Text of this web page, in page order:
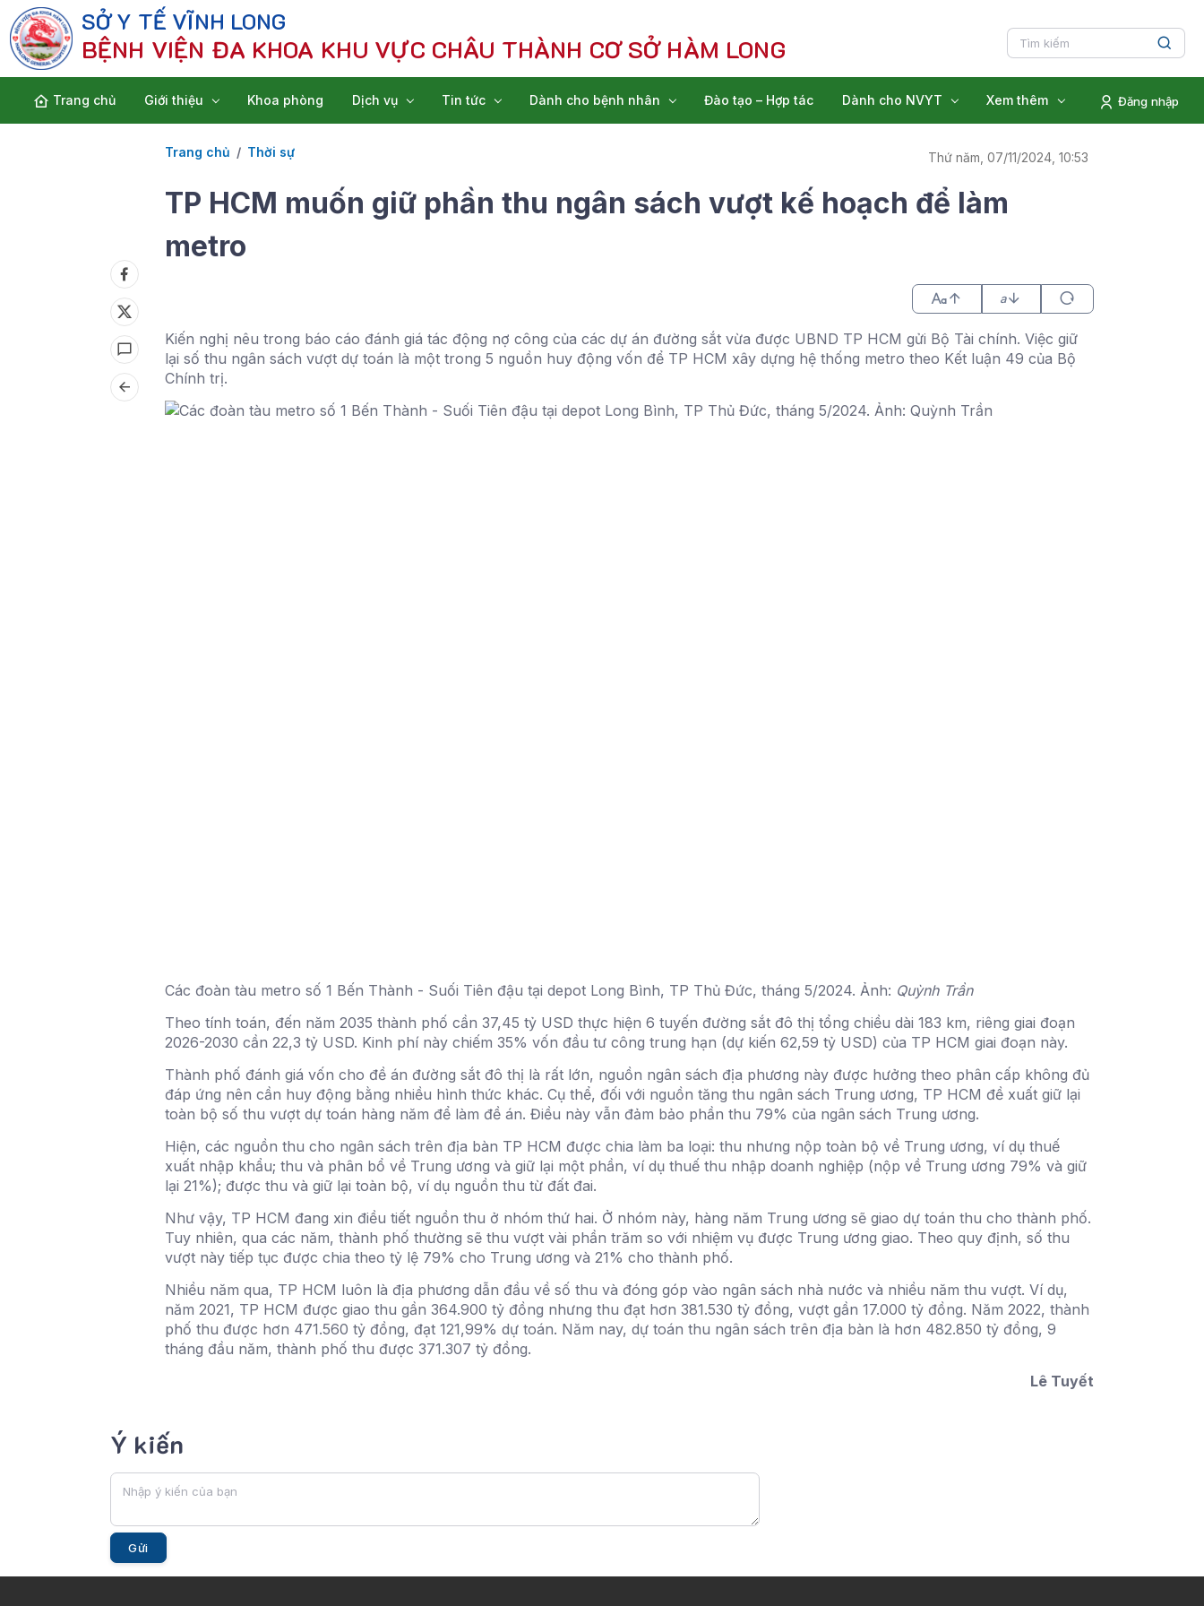
SỞ Y TẾ VĨNH LONG
BỆNH VIỆN ĐA KHOA KHU VỰC CHÂU THÀNH CƠ SỞ HÀM LONG
Trang chủ Giới thiệu Khoa phòng Dịch vụ Tin tức Dành cho bệnh nhân Đào tạo – Hợp tác Dành cho NVYT Xem thêm Đăng nhập
Trang chủ Thời sự Thứ năm, 07/11/2024, 10:53
TP HCM muốn giữ phần thu ngân sách vượt kế hoạch để làm
metro
a
Kiến nghị nêu trong báo cáo đánh giá tác động nợ công của các dự án đường sắt vừa được UBND TP HCM gửi Bộ Tài chính. Việc giữ
lại số thu ngân sách vượt dự toán là một trong 5 nguồn huy động vốn để TP HCM xây dựng hệ thống metro theo Kết luận 49 của Bộ
Chính trị.
Các đoàn tàu metro số 1 Bến Thành - Suối Tiên đậu tại depot Long Bình, TP Thủ Đức, tháng 5/2024. Ảnh: Quỳnh Trần
Theo tính toán, đến năm 2035 thành phố cần 37,45 tỷ USD thực hiện 6 tuyến đường sắt đô thị tổng chiều dài 183 km, riêng giai đoạn
2026-2030 cần 22,3 tỷ USD. Kinh phí này chiếm 35% vốn đầu tư công trung hạn (dự kiến 62,59 tỷ USD) của TP HCM giai đoạn này.
Thành phố đánh giá vốn cho đề án đường sắt đô thị là rất lớn, nguồn ngân sách địa phương này được hưởng theo phân cấp không đủ
đáp ứng nên cần huy động bằng nhiều hình thức khác. Cụ thể, đối với nguồn tăng thu ngân sách Trung ương, TP HCM đề xuất giữ lại
toàn bộ số thu vượt dự toán hàng năm để làm đề án. Điều này vẫn đảm bảo phần thu 79% của ngân sách Trung ương.
Hiện, các nguồn thu cho ngân sách trên địa bàn TP HCM được chia làm ba loại: thu nhưng nộp toàn bộ về Trung ương, ví dụ thuế
xuất nhập khẩu; thu và phân bổ về Trung ương và giữ lại một phần, ví dụ thuế thu nhập doanh nghiệp (nộp về Trung ương 79% và giữ
lại 21%); được thu và giữ lại toàn bộ, ví dụ nguồn thu từ đất đai.
Như vậy, TP HCM đang xin điều tiết nguồn thu ở nhóm thứ hai. Ở nhóm này, hàng năm Trung ương sẽ giao dự toán thu cho thành phố.
Tuy nhiên, qua các năm, thành phố thường sẽ thu vượt vài phần trăm so với nhiệm vụ được Trung ương giao. Theo quy định, số thu
vượt này tiếp tục được chia theo tỷ lệ 79% cho Trung ương và 21% cho thành phố.
Nhiều năm qua, TP HCM luôn là địa phương dẫn đầu về số thu và đóng góp vào ngân sách nhà nước và nhiều năm thu vượt. Ví dụ,
năm 2021, TP HCM được giao thu gần 364.900 tỷ đồng nhưng thu đạt hơn 381.530 tỷ đồng, vượt gần 17.000 tỷ đồng. Năm 2022, thành
phố thu được hơn 471.560 tỷ đồng, đạt 121,99% dự toán. Năm nay, dự toán thu ngân sách trên địa bàn là hơn 482.850 tỷ đồng, 9
tháng đầu năm, thành phố thu được 371.307 tỷ đồng.
Lê Tuyết
Ý kiến
Gửi